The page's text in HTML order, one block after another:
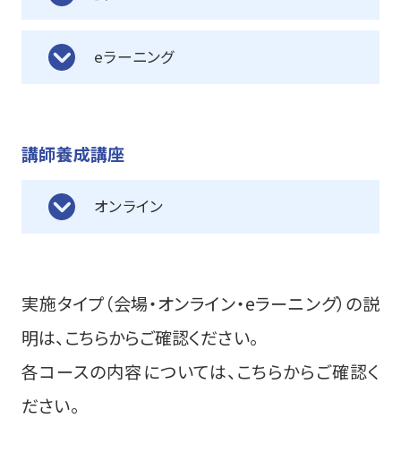
eラーニング
講師養成講座
オンライン
実施タイプ（会場・オンライン・eラーニング）の説
明は、こちらからご確認ください。
各コースの内容については、こちらからご確認く
ださい。